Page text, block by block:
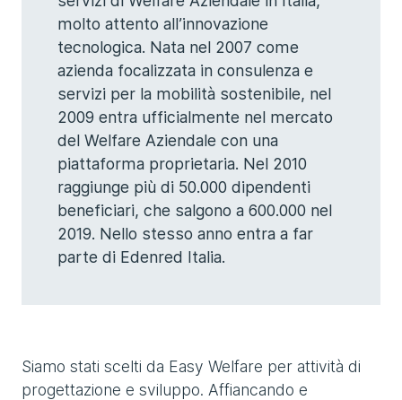
molto attento all’innovazione
tecnologica. Nata nel 2007 come
azienda focalizzata in consulenza e
servizi per la mobilità sostenibile, nel
2009 entra ufficialmente nel mercato
del Welfare Aziendale con una
piattaforma proprietaria. Nel 2010
raggiunge più di 50.000 dipendenti
beneficiari, che salgono a 600.000 nel
2019. Nello stesso anno entra a far
parte di Edenred Italia.
Siamo stati scelti da Easy Welfare per attività di
progettazione e sviluppo. Affiancando e